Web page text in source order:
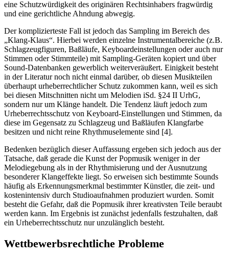
eine Schutzwürdigkeit des originären Rechtsinhabers fragwürdig
und eine gerichtliche Ahndung abwegig.
Der komplizierteste Fall ist jedoch das Sampling im Bereich des
„Klang-Klaus“. Hierbei werden einzelne Instrumentalbereiche (z.B.
Schlagzeugfiguren, Baßläufe, Keyboardeinstellungen oder auch nur
Stimmen oder Stimmteile) mit Sampling-Geräten kopiert und über
Sound-Datenbanken gewerblich weiterveräußert. Einigkeit besteht
in der Literatur noch nicht einmal darüber, ob diesen Musikteilen
überhaupt urheberrechtlicher Schutz zukommen kann, weil es sich
bei diesen Mitschnitten nicht um Melodien iSd. §24 II UrhG,
sondern nur um Klänge handelt. Die Tendenz läuft jedoch zum
Urheberrechtsschutz von Keyboard-Einstellungen und Stimmen, da
diese im Gegensatz zu Schlagzeug und Baßläufen Klangfarbe
besitzen und nicht reine Rhythmuselemente sind [4].
Bedenken bezüglich dieser Auffassung ergeben sich jedoch aus der
Tatsache, daß gerade die Kunst der Popmusik weniger in der
Melodiegebung als in der Rhythmisierung und der Ausnutzung
besonderer Klangeffekte liegt. So erweisen sich bestimmte Sounds
häufig als Erkennungsmerkmal bestimmter Künstler, die zeit- und
kostenintensiv durch Studioaufnahmen produziert wurden. Somit
besteht die Gefahr, daß die Popmusik ihrer kreativsten Teile beraubt
werden kann. Im Ergebnis ist zunächst jedenfalls festzuhalten, daß
ein Urheberrechtsschutz nur unzulänglich besteht.
Wettbewerbsrechtliche Probleme